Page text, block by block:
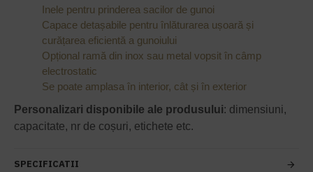
Inele pentru prinderea sacilor de gunoi
Capace detașabile pentru înlăturarea ușoară și
curățarea eficientă a gunoiului
Opțional ramă din inox sau metal vopsit în câmp
electrostatic
Se poate amplasa în interior, cât și în exterior
Personalizari disponibile ale produsului: dimensiuni,
capacitate, nr de coșuri, etichete etc.
SPECIFICATII